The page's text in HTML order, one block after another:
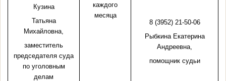
каждого
месяца
Кузина
Татьяна
Михайловна,
заместитель
председателя суда
по уголовным
делам
8 (3952) 21-50-06
Рыбкина Екатерина
Андреевна,
помощник судьи